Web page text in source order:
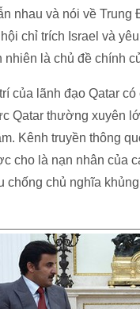
nhau và nói về
chỉ trích Israel và
là chủ đề chính
của lãnh đạo Qatar
Qatar thường xuyên
Kênh truyền thông
cho là nạn nhân của
chống chủ nghĩa